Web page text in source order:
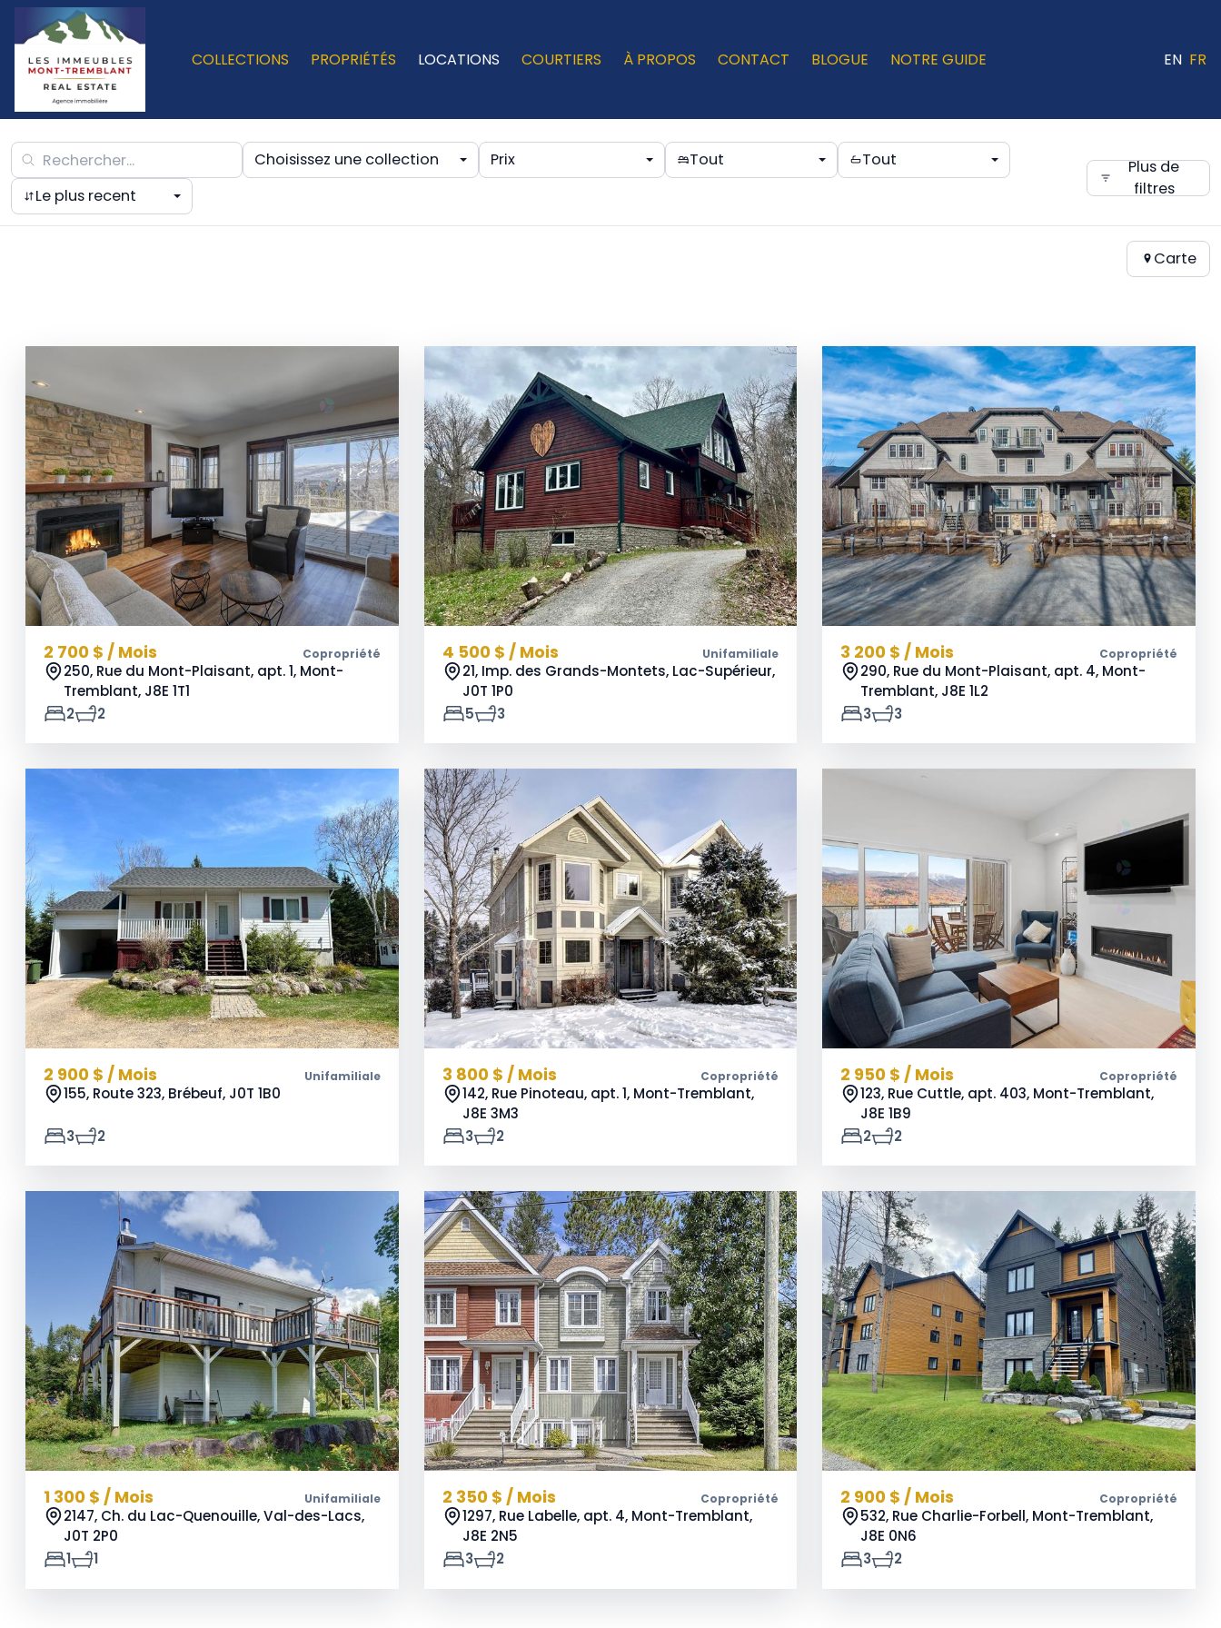
COLLECTIONS PROPRIÉTÉS LOCATIONS COURTIERS À PROPOS CONTACT BLOGUE NOTRE GUIDE EN FR
Choisissez une collection Prix Tout
Tout
Le plus recent
Plus de
filtres
Carte
2 700 $ / Mois Copropriété
250, Rue du Mont-Plaisant, apt. 1, Mont-
Tremblant, J8E 1T1
2
2
4 500 $ / Mois Unifamiliale
21, Imp. des Grands-Montets, Lac-Supérieur,
J0T 1P0
5
3
3 200 $ / Mois Copropriété
290, Rue du Mont-Plaisant, apt. 4, Mont-
Tremblant, J8E 1L2
3
3
2 900 $ / Mois Unifamiliale
155, Route 323, Brébeuf, J0T 1B0
3 2
3 800 $ / Mois Copropriété
142, Rue Pinoteau, apt. 1, Mont-Tremblant,
J8E 3M3
3
2
2 950 $ / Mois Copropriété
123, Rue Cuttle, apt. 403, Mont-Tremblant,
J8E 1B9
2
2
1 300 $ / Mois Unifamiliale
2147, Ch. du Lac-Quenouille, Val-des-Lacs,
J0T 2P0
1
1
2 350 $ / Mois Copropriété
1297, Rue Labelle, apt. 4, Mont-Tremblant,
J8E 2N5
3
2
2 900 $ / Mois Copropriété
532, Rue Charlie-Forbell, Mont-Tremblant,
J8E 0N6
3
2